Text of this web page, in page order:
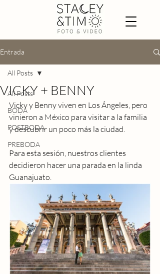
Entrada
All Posts
BODA
POSTBODA
PREBODA
All Posts
VICKY + BENNY
Vicky y Benny viven en Los Ángeles, pero
vinieron a México para visitar a la familia
y descubrir un poco más la ciudad.
Para esta sesión, nuestros clientes
decidieron hacer una parada en la linda
Guanajuato.